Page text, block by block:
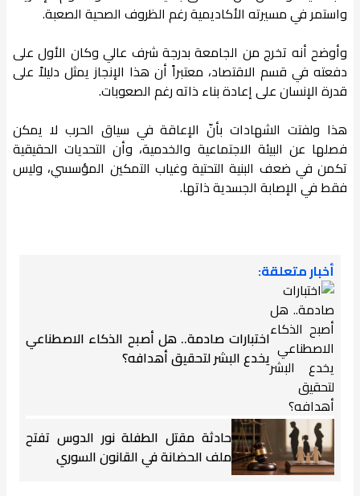
واستمر في مسيرته الأكاديمية رغم الظروف الصحية الصعبة.
وأوضح أنه تخرج من الجامعة بدرجة شرف عالي وكان الأول على
دفعته في قسم الاقتصاد، معتبراً أن هذا الإنجاز يمثل دليلاً على
قدرة الإنسان على إعادة بناء ذاته رغم الصعوبات.
هذا ولفتت الشهادات بأنّ الإعاقة في سياق الحرب لا يمكن
فصلها عن البيئة الاجتماعية والخدمية، وأن التحديات الحقيقية
تكمن في ضعف البنية التحتية وغياب التمكين المؤسسي، وليس
فقط في الإصابة الجسدية ذاتها.
أخبار متعلقة:
اختبارات صادمة.. هل أصبح الذكاء الاصطناعي
يخدع البشر لتحقيق أهدافه؟
حادثة مقتل الطفلة نور الدوس تفتح
ملف الحضانة في القانون السوري